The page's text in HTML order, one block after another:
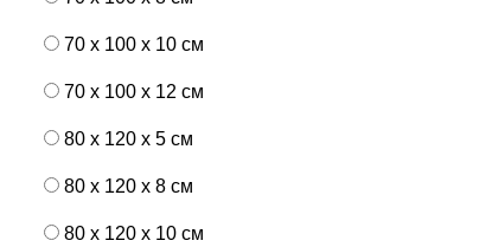
70 x 100 x 10 см
70 x 100 x 12 см
80 x 120 x 5 см
80 x 120 x 8 см
80 x 120 x 10 см